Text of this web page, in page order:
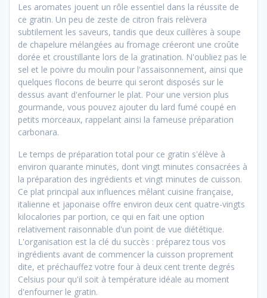
Les aromates jouent un rôle essentiel dans la réussite de
ce gratin. Un peu de zeste de citron frais relèvera
subtilement les saveurs, tandis que deux cuillères à soupe
de chapelure mélangées au fromage créeront une croûte
dorée et croustillante lors de la gratination. N'oubliez pas le
sel et le poivre du moulin pour l'assaisonnement, ainsi que
quelques flocons de beurre qui seront disposés sur le
dessus avant d'enfourner le plat. Pour une version plus
gourmande, vous pouvez ajouter du lard fumé coupé en
petits morceaux, rappelant ainsi la fameuse préparation
carbonara.
Le temps de préparation total pour ce gratin s'élève à
environ quarante minutes, dont vingt minutes consacrées à
la préparation des ingrédients et vingt minutes de cuisson.
Ce plat principal aux influences mêlant cuisine française,
italienne et japonaise offre environ deux cent quatre-vingts
kilocalories par portion, ce qui en fait une option
relativement raisonnable d'un point de vue diététique.
L'organisation est la clé du succès : préparez tous vos
ingrédients avant de commencer la cuisson proprement
dite, et préchauffez votre four à deux cent trente degrés
Celsius pour qu'il soit à température idéale au moment
d'enfourner le gratin.